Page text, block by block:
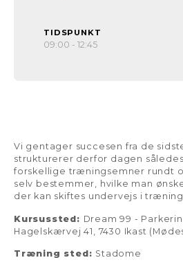
TIDSPUNKT
09:00 - 12:45
Vi gentager succesen fra de
strukturerer derfor dagen
forskellige træningsemner rundt
selv bestemmer, hvilke man
der kan skiftes undervejs i
Kursussted: Dream 99 -
Hagelskærvej 41, 7430 Ikast
Træning sted: Stadome